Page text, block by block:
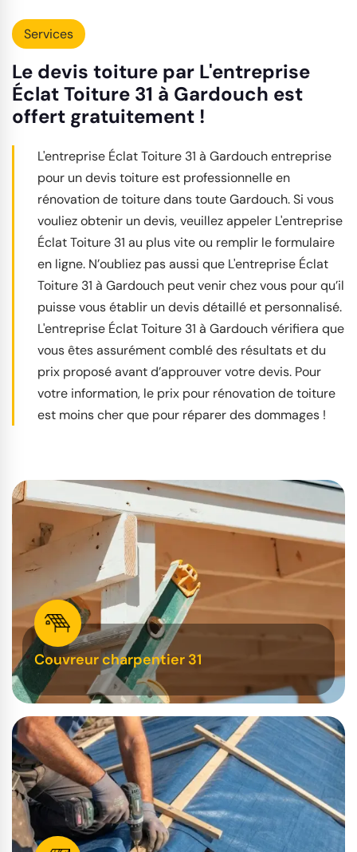
Services
Le devis toiture par L'entreprise
Éclat Toiture 31 à Gardouch est
offert gratuitement !
L'entreprise Éclat Toiture 31 à Gardouch entreprise
pour un devis toiture est professionnelle en
rénovation de toiture dans toute Gardouch. Si vous
vouliez obtenir un devis, veuillez appeler L'entreprise
Éclat Toiture 31 au plus vite ou remplir le formulaire
en ligne. N’oubliez pas aussi que L'entreprise Éclat
Toiture 31 à Gardouch peut venir chez vous pour qu’il
puisse vous établir un devis détaillé et personnalisé.
L'entreprise Éclat Toiture 31 à Gardouch vérifiera que
vous êtes assurément comblé des résultats et du
prix proposé avant d’approuver votre devis. Pour
votre information, le prix pour rénovation de toiture
est moins cher que pour réparer des dommages !
Couvreur charpentier 31